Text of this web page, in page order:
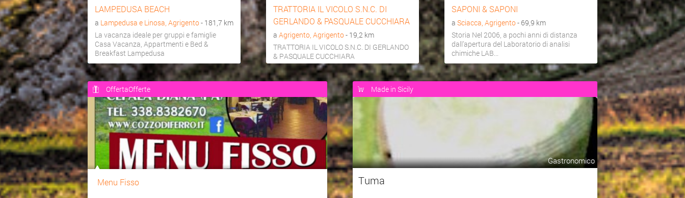
LAMPEDUSA BEACH
a Lampedusa e Linosa, Agrigento- 181,7 km
La vacanza ideale per gruppi e famiglie
Casa Vacanza, Appartmenti e Bed &
Breakfast Lampedusa
TRATTORIA IL VICOLO S.N.C. DI
GERLANDO & PASQUALE CUCCHIARA
a Agrigento, Agrigento- 19,2 km
TRATTORIA IL VICOLO S.N.C. DI GERLANDO
& PASQUALE CUCCHIARA
SAPONI & SAPONI
a Sciacca, Agrigento- 69,9 km
Storia Nel 2006, a pochi anni di distanza
dall’apertura del Laboratorio di analisi
chimiche LAB...
OffertaOfferte
Menu Fisso
Made in Sicily
Gastronomico
Tuma